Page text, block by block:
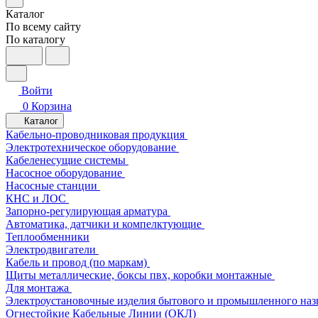
Каталог
По всему сайту
По каталогу
Войти
0 Корзина
Каталог
Кабельно-проводниковая продукция
Электротехническое оборудование
Кабеленесущие системы
Насосное оборудование
Насосные станции
КНС и ЛОС
Запорно-регулирующая арматура
Автоматика, датчики и компелктующие
Теплообменники
Электродвигатели
Кабель и провод (по маркам)
Щиты металлические, боксы пвх, коробки монтажные
Для монтажа
Электроустановочные изделия бытового и промышленного
Огнестойкие Кабельные Линии (ОКЛ)